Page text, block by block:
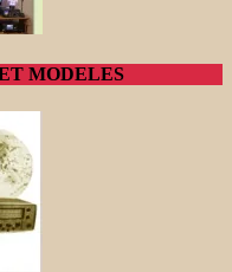
MODELES